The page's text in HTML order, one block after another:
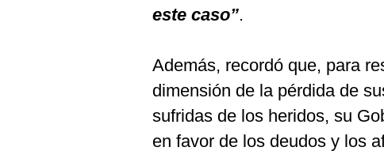
este caso”.
Además, recordó que, para
dimensión de la pérdida de
sufridas de los heridos, su
en favor de los deudos y los